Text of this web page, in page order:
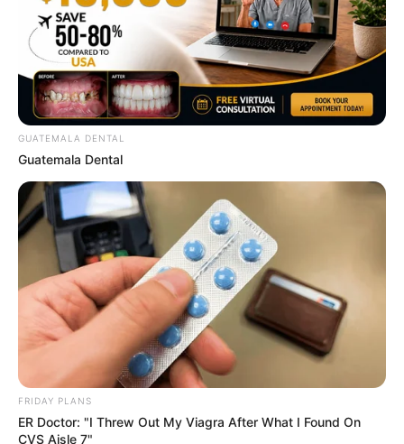
ดูดวงรายเดือน
รักษ์เลขเด็ด เช็ก ดวงสิงหาคม 2569
ครึ่งเดือนแรกใครจะเป็นเศรษฐี
ดูดวงรายเดือน
ให้หินนำโชค ให้นกนำทาง เช็กดวง
สิงหาคม 2569 โดย อ.นก กุลภัสสรณ์
ดูดวงรายเดือน
GUATEMALA DENTAL
Guatemala Dental
FRIDAY PLANS
ER Doctor: "I Threw Out My Viagra After What I Found On
CVS Aisle 7"